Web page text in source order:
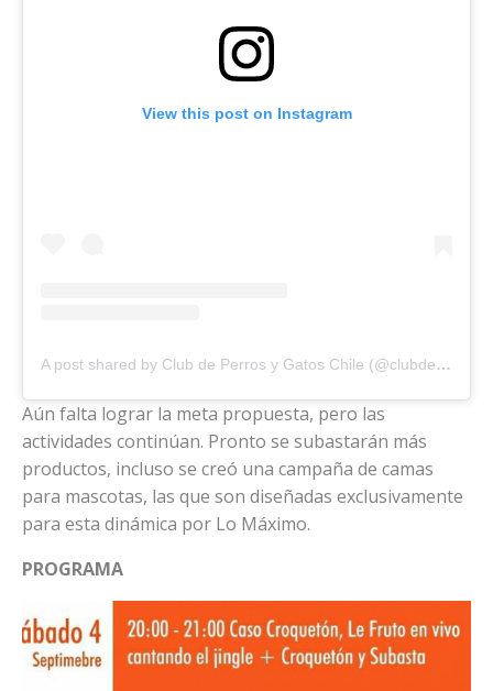
View this post on Instagram
A post shared by Club de Perros y Gatos Chile (@clubdeperrosygatos.cl)
Aún falta lograr la meta propuesta, pero las
actividades continúan. Pronto se subastarán más
productos, incluso se creó una campaña de camas
para mascotas, las que son diseñadas exclusivamente
para esta dinámica por Lo Máximo.
PROGRAMA